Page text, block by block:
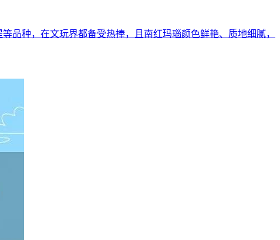
品种，在文玩界都备受热捧，且南红玛瑙颜色鲜艳、质地细腻，